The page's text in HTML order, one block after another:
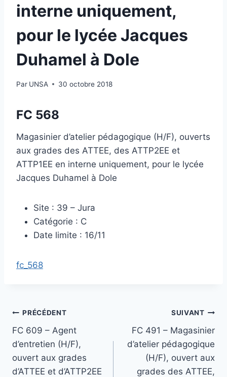
interne uniquement,
pour le lycée Jacques
Duhamel à Dole
Par UNSA 30 octobre 2018
FC 568
Magasinier d’atelier pédagogique (H/F), ouverts
aux grades des ATTEE, des ATTP2EE et
ATTP1EE en interne uniquement, pour le lycée
Jacques Duhamel à Dole
Site : 39 – Jura
Catégorie : C
Date limite : 16/11
fc_568
Navigation
de
l’article
PRÉCÉDENT
FC 609 – Agent
d’entretien (H/F),
ouvert aux grades
d’ATTEE et d’ATTP2EE
SUIVANT
FC 491 – Magasinier
d’atelier pédagogique
(H/F), ouvert aux
grades des ATTEE,